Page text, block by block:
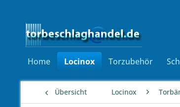
Home Locinox Torzubehör
Übersicht Locinox